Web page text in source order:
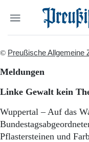
Suchen und
© Preußische Allgemeine
Meldungen
Linke Gewalt kein
Wuppertal – Auf das
Pflastersteinen und